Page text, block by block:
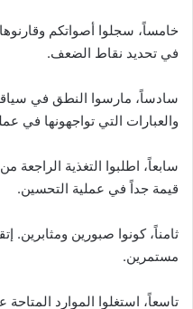
خامساً، سجلوا أصواتكم
في تحديد نقاط الضعف.
سادساً، مارسوا النطق في
والعبارات التي تواجهونها في
سابعاً، اطلبوا التغذية الراجعة
قيمة جداً في عملية التحسين.
ثامناً، كونوا صبورين ومثابرين.
مستمرين.
تاسعاً، استغلوا الموارد